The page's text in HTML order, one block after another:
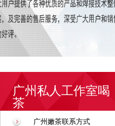
广州私人工作室喝
茶
广州嫩茶联系方式